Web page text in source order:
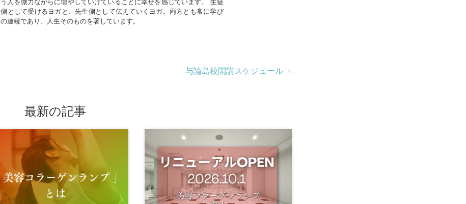
う人を微力ながらに増やしていけていることに幸せを感じています。 生徒
側として受けるヨガと、先生側として伝えていくヨガ。両方とも常に学び
の連続であり、人生そのものを著しています。
与論島校開講スケジュール
最新の記事